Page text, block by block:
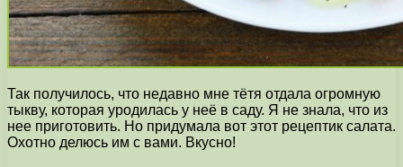
Так получилось, что недавно мне тётя отдала огромную
тыкву, которая уродилась у неё в саду. Я не знала, что из
нее приготовить. Но придумала вот этот рецептик салата.
Охотно делюсь им с вами. Вкусно!